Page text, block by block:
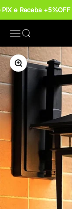
e Receba +5%OFF
Abrir menu de
Abrir pesquisa
Zoom na imagem